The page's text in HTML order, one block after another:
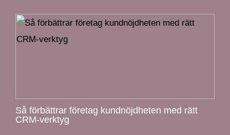
Så förbättrar företag kundnöjdheten med rätt
CRM-verktyg